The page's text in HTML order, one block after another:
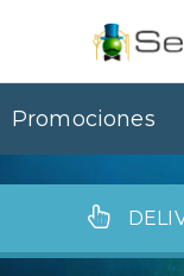
Promociones